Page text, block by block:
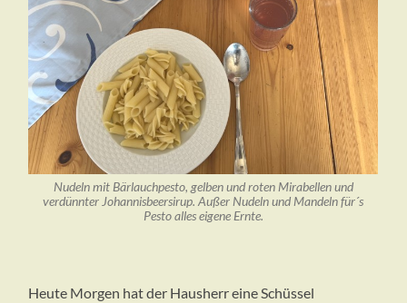
Nudeln mit Bärlauchpesto, gelben und roten Mirabellen und
verdünnter Johannisbeersirup. Außer Nudeln und Mandeln für´s
Pesto alles eigene Ernte.
Heute Morgen hat der Hausherr eine Schüssel